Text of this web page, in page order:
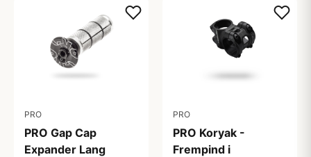
PRO
PRO Gap Cap
Expander Lang
PRO
PRO Koryak -
Frempind i